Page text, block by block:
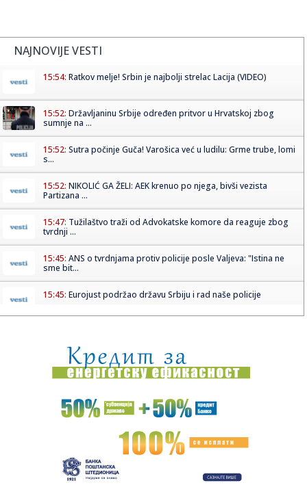
NAJNOVIJE VESTI
15:54: Ratkov melje! Srbin je najbolji strelac Lacija (VIDEO)
15:52: Državljaninu Srbije određen pritvor u Hrvatskoj zbog
sumnje na ...
15:52: Sutra počinje Guča! Varošica već u ludilu: Grme trube, lomi
s...
15:52: NIKOLIĆ GA ŽELI: AEK krenuo po njega, bivši vezista
Partizana ...
15:47: Tužilaštvo traži od Advokatske komore da reaguje zbog
tvrdnji ...
15:45: ANS o tvrdnjama protiv policije posle Valjeva: "Istina ne
sme bit...
15:45: Eurojust podržao državu Srbiju i rad naše policije
15:43:OPREZ: Crveni meteo alarm na snazi u Pčinjskom okrugu
15:42:Zemun fest 2026 od 19. do 23. avgusta
Kina na nogama; Stiže trinaesti tajfun; Evakuacije su već
15:41:Stigli rezultati obdukcije Vladimira Cvijana: Tužilaštvo